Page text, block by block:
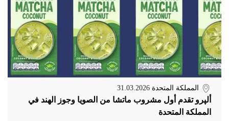
المملكة المتحدة 31.03.2026
ألپرو تقدم أول مشروب ماتشا من الصويا وجوز الهند في
المملكة المتحدة